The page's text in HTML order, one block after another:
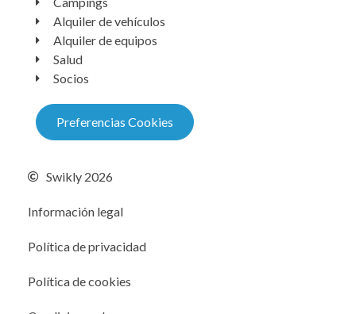
Alquiler de vehículos
Alquiler de equipos
Salud
Socios
Preferencias Cookies
Swikly 2026
Información legal
Política de privacidad
Política de cookies